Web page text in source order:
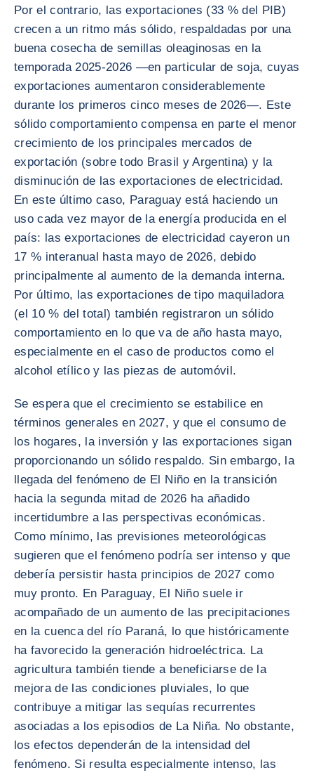
Por el contrario, las exportaciones (33 % del PIB)
crecen a un ritmo más sólido, respaldadas por una
buena cosecha de semillas oleaginosas en la
temporada 2025-2026 —en particular de soja, cuyas
exportaciones aumentaron considerablemente
durante los primeros cinco meses de 2026—. Este
sólido comportamiento compensa en parte el menor
crecimiento de los principales mercados de
exportación (sobre todo Brasil y Argentina) y la
disminución de las exportaciones de electricidad.
En este último caso, Paraguay está haciendo un
uso cada vez mayor de la energía producida en el
país: las exportaciones de electricidad cayeron un
17 % interanual hasta mayo de 2026, debido
principalmente al aumento de la demanda interna.
Por último, las exportaciones de tipo maquiladora
(el 10 % del total) también registraron un sólido
comportamiento en lo que va de año hasta mayo,
especialmente en el caso de productos como el
alcohol etílico y las piezas de automóvil.
Se espera que el crecimiento se estabilice en
términos generales en 2027, y que el consumo de
los hogares, la inversión y las exportaciones sigan
proporcionando un sólido respaldo. Sin embargo, la
llegada del fenómeno de El Niño en la transición
hacia la segunda mitad de 2026 ha añadido
incertidumbre a las perspectivas económicas.
Como mínimo, las previsiones meteorológicas
sugieren que el fenómeno podría ser intenso y que
debería persistir hasta principios de 2027 como
muy pronto. En Paraguay, El Niño suele ir
acompañado de un aumento de las precipitaciones
en la cuenca del río Paraná, lo que históricamente
ha favorecido la generación hidroeléctrica. La
agricultura también tiende a beneficiarse de la
mejora de las condiciones pluviales, lo que
contribuye a mitigar las sequías recurrentes
asociadas a los episodios de La Niña. No obstante,
los efectos dependerán de la intensidad del
fenómeno. Si resulta especialmente intenso, las